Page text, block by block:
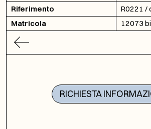
Riferimento
R0221 /
Matricola
12073
RICHIESTA